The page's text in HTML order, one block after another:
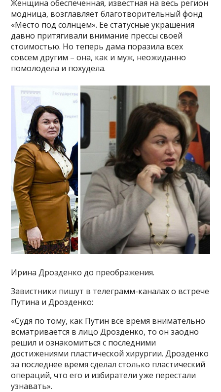
Женщина обеспеченная, известная на весь регион
модница, возглавляет благотворительный фонд
«Место под солнцем». Ее статусные украшения
давно притягивали внимание прессы своей
стоимостью. Но теперь дама поразила всех
совсем другим – она, как и муж, неожиданно
помолодела и похудела.
Ирина Дрозденко до преображения.
Завистники пишут в телеграмм-каналах о встрече
Путина и Дрозденко:
«Судя по тому, как Путин все время внимательно
всматривается в лицо Дрозденко, то он заодно
решил и ознакомиться с последними
достижениями пластической хирургии. Дрозденко
за последнее время сделал столько пластический
операций, что его и избиратели уже перестали
узнавать».